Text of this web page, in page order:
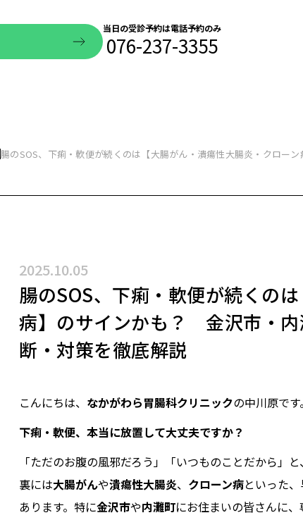
当日の受診予約は電話予約のみ
076-237-3355
腸のSOS、下痢・軟便が続くのは【大腸がん・潰瘍性大腸炎・クロ
2025.10.05
腸のSOS、下痢・軟便が続くの
病】のサインかも？ 金沢市・
断・対策を徹底解説
こんにちは、 なかがわら胃腸科クリニックの中川原です。
下痢・軟便、本当に放置して大丈夫ですか？
「ただのお腹の風邪だろう」「いつものことだから」
裏には大腸がんや潰瘍性大腸炎、 クローン病といった
あります。特に金沢市や内灘町にお住まいの皆さんに